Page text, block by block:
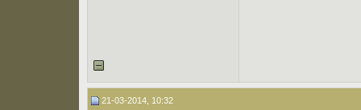
21-03-2014, 10:32